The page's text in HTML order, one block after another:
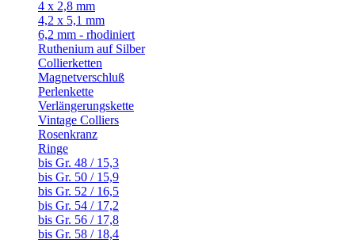
4 x 2,8 mm
4,2 x 5,1 mm
6,2 mm - rhodiniert
Ruthenium auf Silber
Collierketten
Magnetverschluß
Perlenkette
Verlängerungskette
Vintage Colliers
Rosenkranz
Ringe
bis Gr. 48 / 15,3
bis Gr. 50 / 15,9
bis Gr. 52 / 16,5
bis Gr. 54 / 17,2
bis Gr. 56 / 17,8
bis Gr. 58 / 18,4